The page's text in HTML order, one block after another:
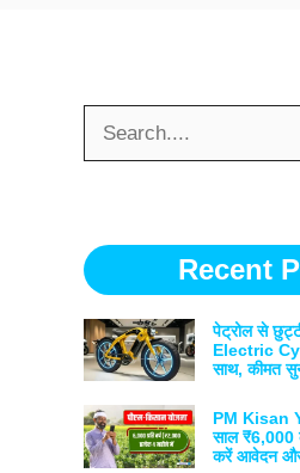
Recent
पेट्रोल से
Electric
साथ, कीमत
PM Kisan
साल ₹6,000
करें आवेदन